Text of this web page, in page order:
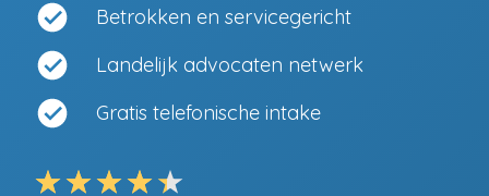
Betrokken en servicegericht
Landelijk advocaten netwerk
Gratis telefonische intake